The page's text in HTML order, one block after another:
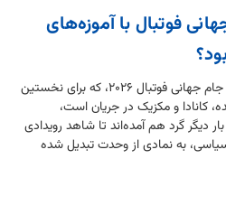
فوتبال با آموزه‌های
«محبت نیوز»- همزمان با برگزاری جام جهانی فوتبال ۲۰۲۶، که برای نخستین
کانادا و مکزیک در جریان است،
دیگر گرد هم آمده‌اند تا شاهد رویدادی
سیاسی، به نمادی از وحدت تبدیل شده